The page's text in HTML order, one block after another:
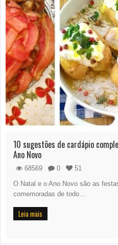
10 sugestões de cardápio
Ano Novo
68569 0
51
O Natal e o Ano Novo são as
comemoradas de todo…
Leia mais